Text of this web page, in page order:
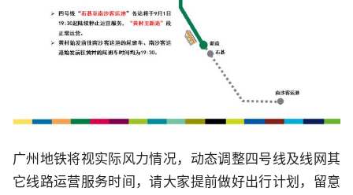
广州地铁将视实际风力情况，动态调整四号线及线网其
它线路运营服务时间，请大家提前做好出行计划，留意